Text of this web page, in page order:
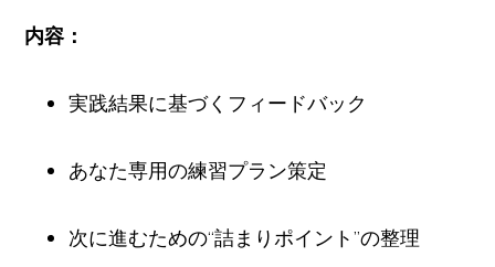
内容：
実践結果に基づくフィードバック
あなた専用の練習プラン策定
次に進むための“詰まりポイント”の整理